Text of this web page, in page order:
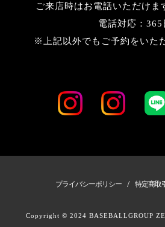
ご来店時はお電話いただけま
電話対応：365
※上記以外でもご予約をいた
プライバシーポリシー / 特定商取
Copyright © 2024 BASEBALLGROUP